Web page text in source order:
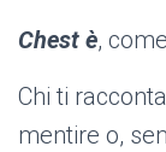
Chest è,
Chi ti
mentire o,